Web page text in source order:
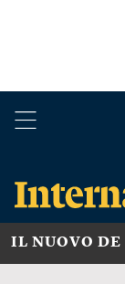
IL NUOVO DE